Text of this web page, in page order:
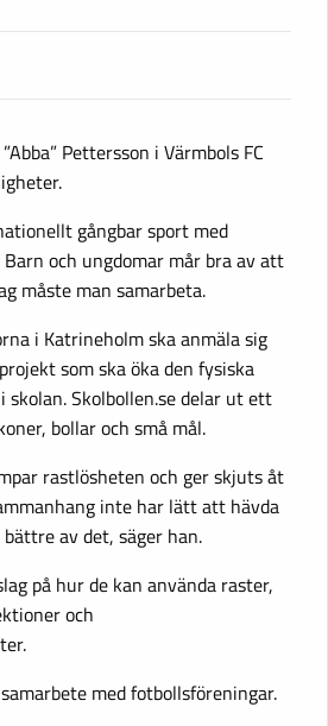
Pettersson i Värmbols FC
gångbar sport med
Barn och ungdomar mår bra av att
måste man samarbeta.
i Katrineholm ska anmäla sig
som ska öka den fysiska
Skolbollen.se delar ut ett
bollar och små mål.
rastlösheten och ger skjuts åt
inte har lätt att hävda
av det, säger han.
på hur de kan använda raster,
och
med fotbollsföreningar.